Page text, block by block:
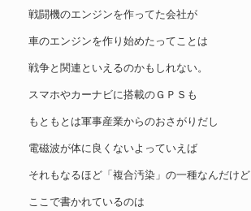
戦闘機のエンジンを作ってた会社が
車のエンジンを作り始めたってことは
戦争と関連といえるのかもしれない。
スマホやカーナビに搭載のＧＰＳも
もともとは軍事産業からのおさがりだし
電磁波が体に良くないよっていえば
それもなるほど「複合汚染」の一種なんだけど
ここで書かれているのは